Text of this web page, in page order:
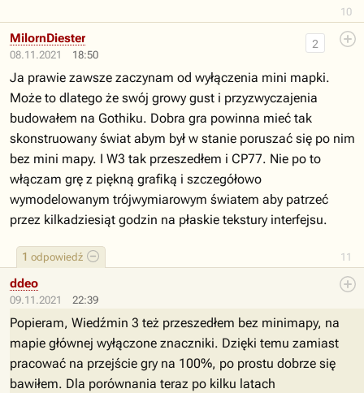
10
08.11.2021 18:50
11
2
1 odpowiedź
MilornDiester
Ja prawie zawsze zaczynam od wyłączenia mini mapki.
Może to dlatego że swój growy gust i przyzwyczajenia
budowałem na Gothiku. Dobra gra powinna mieć tak
skonstruowany świat abym był w stanie poruszać się po nim
bez mini mapy. I W3 tak przeszedłem i CP77. Nie po to
włączam grę z piękną grafiką i szczegółowo
wymodelowanym trójwymiarowym światem aby patrzeć
przez kilkadziesiąt godzin na płaskie tekstury interfejsu.
09.11.2021 22:39
ddeo
Popieram, Wiedźmin 3 też przeszedłem bez minimapy, na
mapie głównej wyłączone znaczniki. Dzięki temu zamiast
pracować na przejście gry na 100%, po prostu dobrze się
bawiłem. Dla porównania teraz po kilku latach